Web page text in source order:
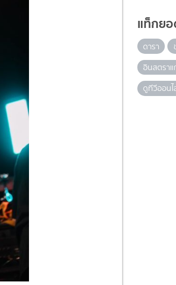
แท็กย
ดารา
อินสตรา
ดูทีวีออน